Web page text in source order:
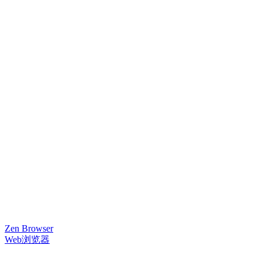
Zen Browser
Web浏览器